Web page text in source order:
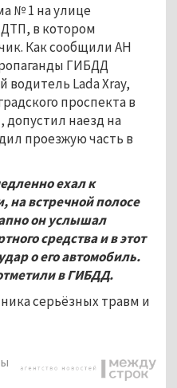
№ 1 на улице
в котором
Как сообщили АН
ГИБДД
водитель Lada Xray,
проспекта в
допустил наезд на
проезжую часть в
ехал к
на встречной полосе
он услышал
средства и в этот
о его автомобиль.
в ГИБДД.
серьёзных травм и